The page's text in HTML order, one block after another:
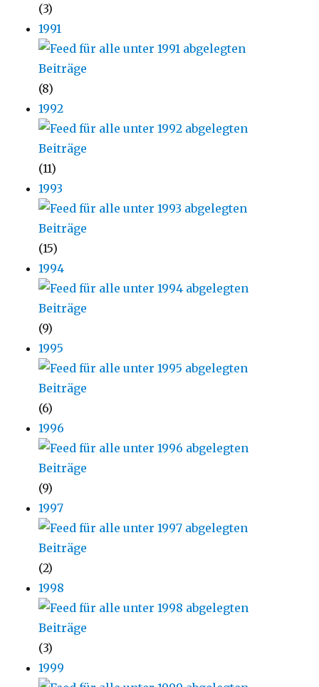
(3)
1991
(8)
1992
(11)
1993
(15)
1994
(9)
1995
(6)
1996
(9)
1997
(2)
1998
(3)
1999